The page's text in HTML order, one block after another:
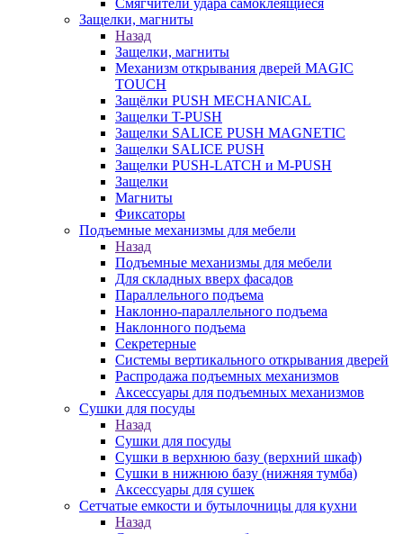
Cмягчители удара самоклеящиеся
Защелки, магниты
Назад
Защелки, магниты
Механизм открывания дверей MAGIC
TOUCH
Защёлки PUSH MECHANICAL
Защелки T-PUSH
Защелки SALICE PUSH MAGNETIC
Защелки SALICE PUSH
Защелки PUSH-LATCH и M-PUSH
Защелки
Магниты
Фиксаторы
Подъемные механизмы для мебели
Назад
Подъемные механизмы для мебели
Для складных вверх фасадов
Параллельного подъема
Наклонно-параллельного подъема
Наклонного подъема
Секретерные
Системы вертикального открывания дверей
Распродажа подъемных механизмов
Аксессуары для подъемных механизмов
Сушки для посуды
Назад
Сушки для посуды
Сушки в верхнюю базу (верхний шкаф)
Сушки в нижнюю базу (нижняя тумба)
Аксессуары для сушек
Сетчатые емкости и бутылочницы для кухни
Назад